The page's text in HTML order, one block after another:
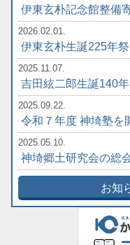
伊東玄朴記念館整備
2026.02.01.
伊東玄朴生誕225年祭
2025.11.07.
吉田絃二郎生誕140年
2025.09.22.
令和７年度 神埼塾を
2025.05.10.
神埼郷土研究会の総
お知